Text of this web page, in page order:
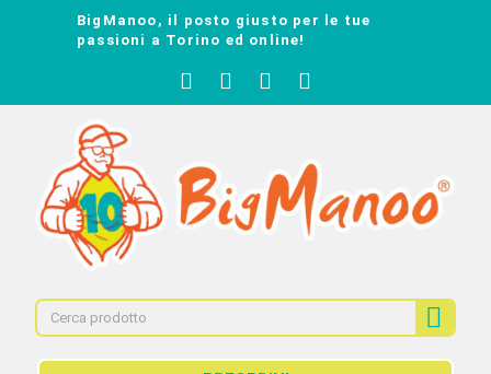
BigManoo, il posto giusto per le tue
passioni a Torino ed online!